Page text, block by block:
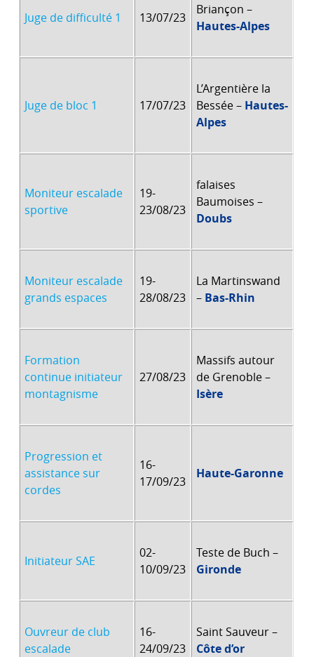
Juge de difficulté 1 13/07/23
Briançon –
Hautes-Alpes
Juge de bloc 1 17/07/23
L’Argentière la
Bessée – Hautes-
Alpes
Moniteur escalade
sportive
19-
23/08/23
falaises
Baumoises –
Doubs
Moniteur escalade
grands espaces
19-
28/08/23
La Martinswand
– Bas-Rhin
Formation
continue initiateur
montagnisme
27/08/23
Massifs autour
de Grenoble –
Isère
Progression et
assistance sur
cordes
16-
17/09/23
Haute-Garonne
Initiateur SAE
02-
10/09/23
Teste de Buch –
Gironde
Ouvreur de club
escalade
16-
24/09/23
Saint Sauveur –
Côte d’or